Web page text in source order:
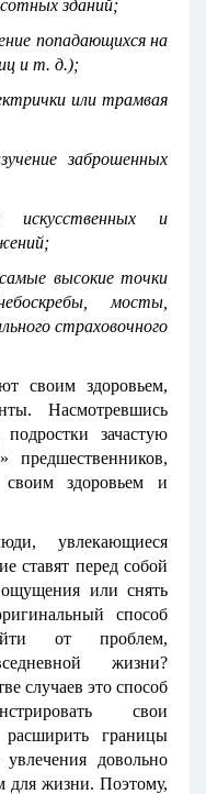
зданий;
попадающихся на
и т. д.);
или трамвая
заброшенных
искусственных и
высокие точки
мосты,
страховочного
своим здоровьем,
Насмотревшись
зачастую
предшественников,
здоровьем и
увлекающиеся
ставят перед собой
или снять
способ
от проблем,
жизни?
случаев это способ
свои
расширить границы
довольно
для жизни. Поэтому,